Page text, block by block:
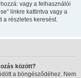
vagy a felhasználói
linkre kattintva vagy a
a részletes keresést.
között?
a böngésződéhez. Nem